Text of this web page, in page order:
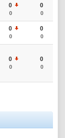
0
0
0
0
0
0
0
0
0
0
0
0